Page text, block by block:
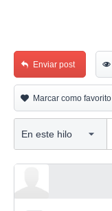
Enviar post
Marcar como favorito